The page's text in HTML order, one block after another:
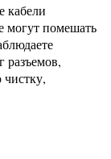
кабели
могут помешать
разъемов,